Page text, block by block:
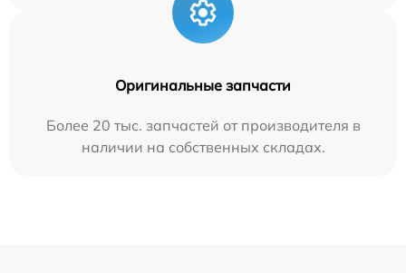
Оригинальные запчасти
Более 20 тыс. запчастей от производителя в
наличии на собственных складах.